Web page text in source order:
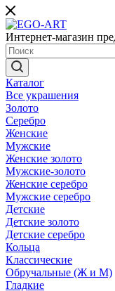
Интернет-магазин
Каталог
Все украшения
Золото
Серебро
Женские
Мужские
Женские золото
Мужские-золото
Женские серебро
Мужские серебро
Детские
Детские золото
Детские серебро
Кольца
Классические
Обручальные (Ж и М)
Гладкие